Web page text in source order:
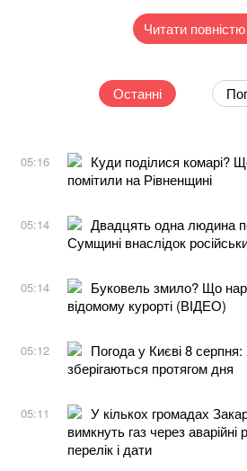
Читати
Останні
05:16
Куди поділися комарі?
помітили на Рівненщині
05:14
Двадцять одна людина
Сумщині внаслідок
05:14
Буковель змило? Що
відомому курорті (ВІДЕО)
05:12
Погода у Києві 8
зберігаються протягом дня
05:11
У кількох громадах
вимкнуть газ через аварійні
перелік і дати